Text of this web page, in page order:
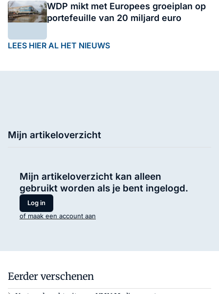
WDP mikt met Europees groeiplan op
portefeuille van 20 miljard euro
LEES HIER AL HET NIEUWS
Mijn artikeloverzicht
Mijn artikeloverzicht kan alleen
gebruikt worden als je bent ingelogd.
Log in
of maak een account aan
Eerder verschenen